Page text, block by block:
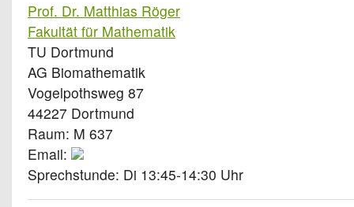
Prof. Dr. Matthias Röger
Fakultät für Mathematik
TU Dortmund
AG Biomathematik
Vogelpothsweg 87
44227 Dortmund
Raum: M 637
Email:
Sprechstunde: Di 13:45-14:30 Uhr